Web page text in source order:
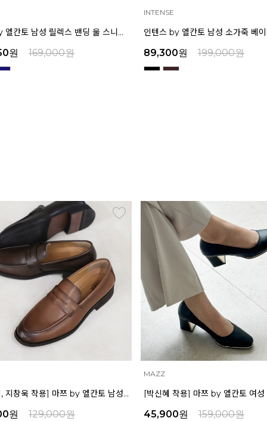
마쯔 by 엘칸토 남성 릴렉스 밴딩 울 스니커즈 3.5cm LCMS36M639
원 169,000원
INTENSE
89,300원 199,000원
[박형식, 지창욱 착용] 마쯔 by 엘칸토 남성 페니 로퍼 3.5cm LCMD82I111
원 129,000원
MAZZ
45,900원 159,000원